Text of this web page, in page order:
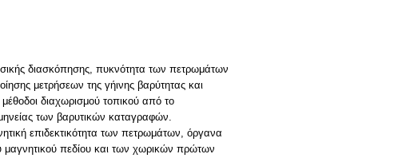
διασκόπησης, πυκνότητα των πετρωμάτων
μετρήσεων της γήινης βαρύτητας και
διαχωρισμού τοπικού από το
των βαρυτικών καταγραφών.
επιδεκτικότητα των πετρωμάτων, όργανα
μαγνητικού πεδίου και των χωρικών πρώτων